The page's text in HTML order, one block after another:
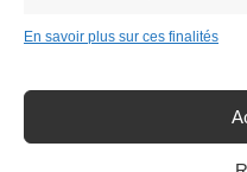
En savoir plus sur ces finalités
© 2018 Tous droits réservés –